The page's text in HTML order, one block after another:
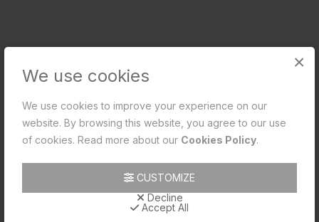
×
We use cookies
We use cookies to improve your experience on our
website. By browsing this website, you agree to our use
of cookies. Read more about our Cookies Policy.
CUSTOMIZE
Decline
Accept All
Code: ORB-CHR-105037